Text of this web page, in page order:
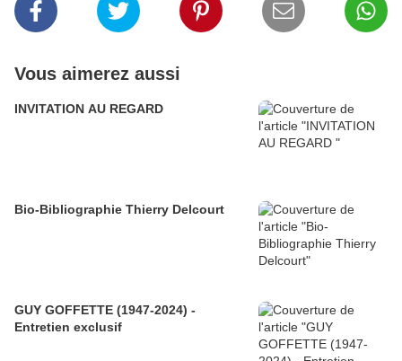
Vous aimerez aussi
INVITATION AU REGARD
Bio-Bibliographie Thierry Delcourt
GUY GOFFETTE (1947-2024) -
Entretien exclusif